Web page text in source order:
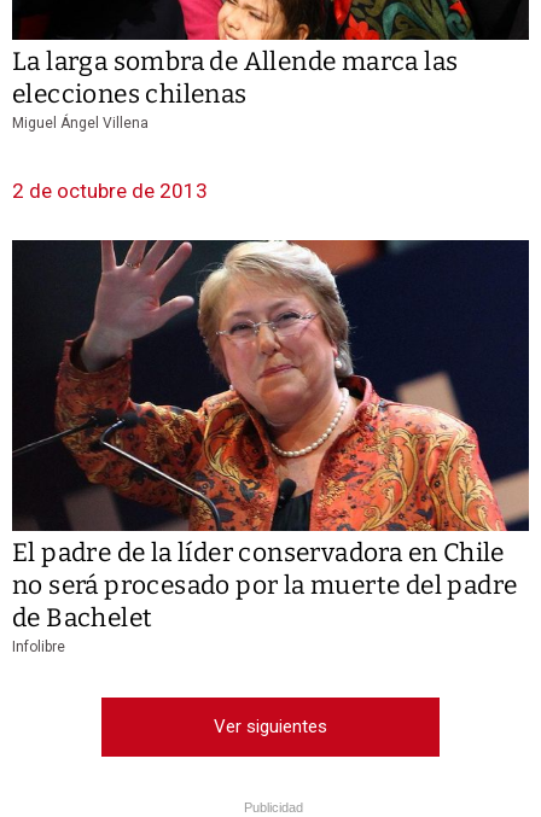
La larga sombra de Allende marca las
elecciones chilenas
Miguel Ángel Villena
2 de octubre de 2013
El padre de la líder conservadora en Chile
no será procesado por la muerte del padre
de Bachelet
Infolibre
Ver siguientes
Publicidad